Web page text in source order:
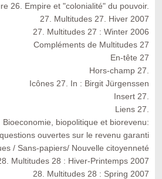
26. Empire et "colonialité" du pouvoir.
27. Multitudes 27. Hiver 2007
27. Multitudes 27 : Winter 2006
Compléments de Multitudes 27
En-tête 27
Hors-champ 27.
Icônes 27. In : Birgit Jürgenssen
Insert 27.
Liens 27.
Bioeconomie, biopolitique et biorevenu:
questions ouvertes sur le revenu garanti
/ Sans-papiers/ Nouvelle citoyenneté
Multitudes 28 : Hiver-Printemps 2007
28. Multitudes 28 : Spring 2007